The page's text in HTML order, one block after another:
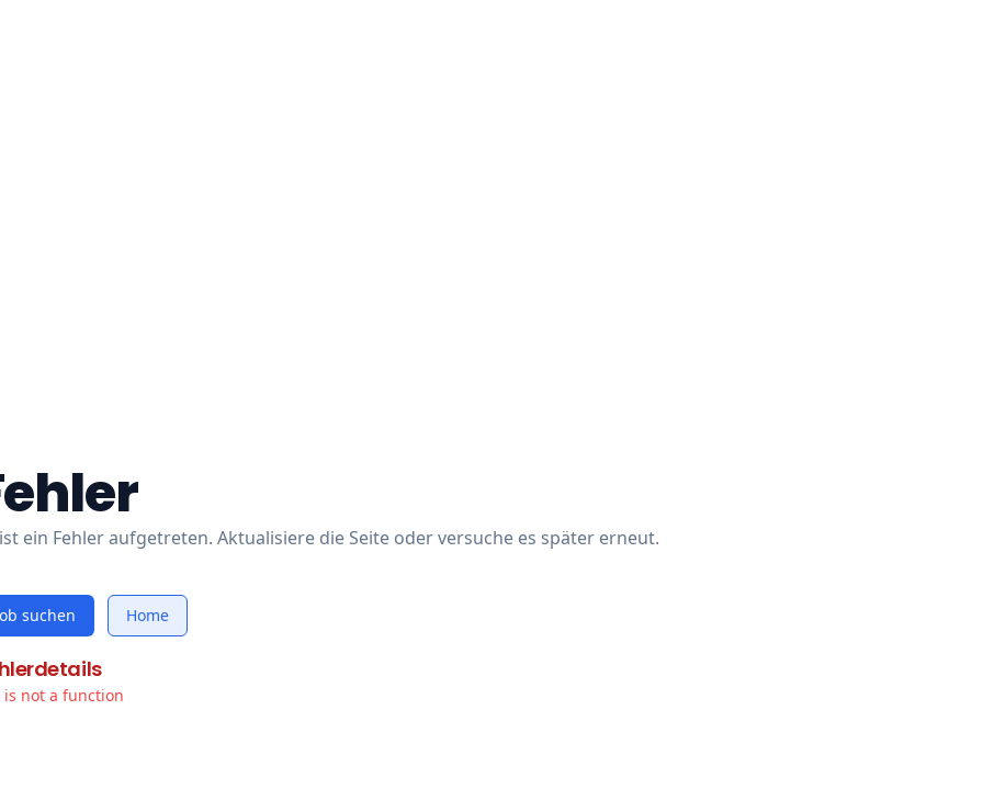
ein Fehler aufgetreten. Aktualisiere die Seite oder versuche es später erneut.
suchen Home
is not a function